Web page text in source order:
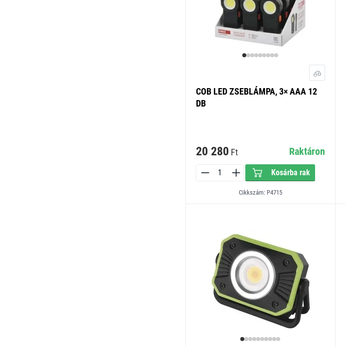
COB LED ZSEBLÁMPA, 3× AAA 12
DB
20 280 Ft Raktáron
Kosárba rak
Cikkszám: P4715